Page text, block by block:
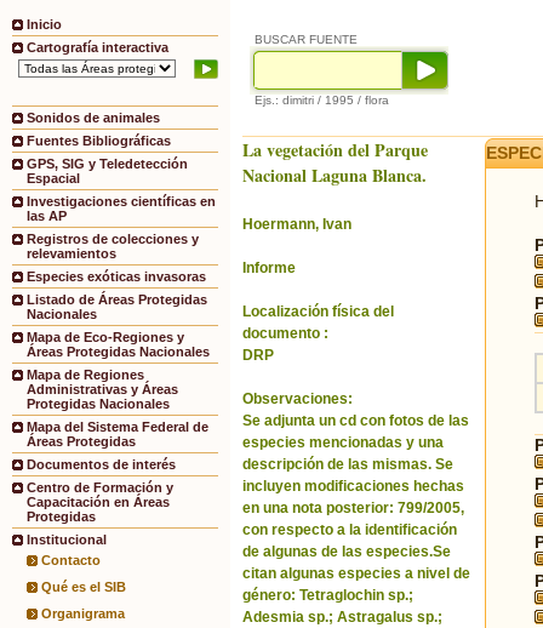
Inicio
Cartografía interactiva
Sonidos de animales
Fuentes Bibliográficas
GPS, SIG y Teledetección
Espacial
Investigaciones científicas en
las AP
Registros de colecciones y
relevamientos
Especies exóticas invasoras
Listado de Áreas Protegidas
Nacionales
Mapa de Eco-Regiones y
Áreas Protegidas Nacionales
Mapa de Regiones
Administrativas y Áreas
Protegidas Nacionales
Mapa del Sistema Federal de
Áreas Protegidas
Documentos de interés
Centro de Formación y
Capacitación en Áreas
Protegidas
Institucional
Contacto
Qué es el SIB
Organigrama
BUSCAR FUENTE
Ejs.: dimitri / 1995 / flora
La vegetación del Parque
Nacional Laguna Blanca.
Hoermann, Ivan
Informe
Localización física del
documento :
DRP
Observaciones:
Se adjunta un cd con fotos de las
especies mencionadas y una
descripción de las mismas. Se
incluyen modificaciones hechas
en una nota posterior: 799/2005,
con respecto a la identificación
de algunas de las especies.Se
citan algunas especies a nivel de
género: Tetraglochin sp.;
Adesmia sp.; Astragalus sp.;